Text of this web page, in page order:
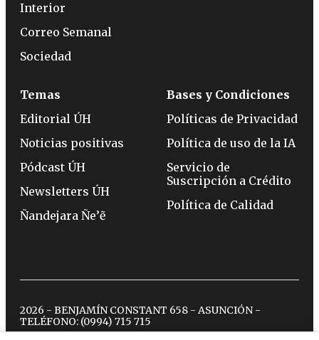
Interior
Correo Semanal
Sociedad
Temas
Editorial ÚH
Noticias positivas
Pódcast ÚH
Newsletters ÚH
Ñandejara Ñe’ẽ
Bases y Condiciones
Políticas de Privacidad
Política de uso de la IA
Servicio de
Suscripción a Crédito
Política de Calidad
2026 - BENJAMÍN CONSTANT 658 - ASUNCIÓN -
TELÉFONO: (0994) 715 715